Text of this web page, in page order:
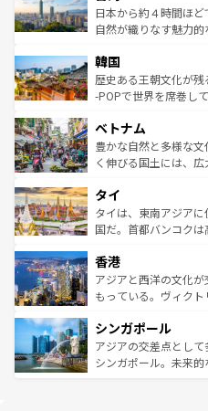
情報はコンテンツ一覧
人々、おいしいロー
ク、伝統的なフラダ
ワイを、存分に味わってほしい。 なお
はコンテンツ一覧を参
ク）、タスマニアの
ど、見どころがたく
いる。アクティビティ
ビング、ハイキング
い。オーストラリア
参照してほしい。
日本から約４時間ほ
自然が織りなす魅力
ン）、静ひつな山岳地
と山間の静けさが共
驚きをもたらしてく
容にもいいと評判のス
が味わえる。
照してほしい。
韓国
歴史ある王朝文化が
-POPで世界を席巻し
き、地方に足を延ばせ
できる。そして、キ
まで、さまざまな韓
リティに包まれながら
わ
覧を参照してほしい。
ベトナム
豊かな自然と多様な
く伸びる国土には、
急速な発展と共に伝統
ーチミン市のフラン
醸し出している。ま
とつ。フォーやバイン
ひ現地で味わいたい
が旅行者を迎えてく
参照してほしい。
タイ
タイは、東南アジア
国だ。首都バンコク
の活気が交差している
帯で自然と触れ合い
いビーチでリゾート
激する。気候は一年中
が待っている。親し
た文化、そして多様
香港
アジアと西洋の文化
もっている。ヴィク
み、どこを訪れても感
ており、効率よく見
うな絶景から文化的
シンガポール
アジアの交差点とし
シンガポール。未来